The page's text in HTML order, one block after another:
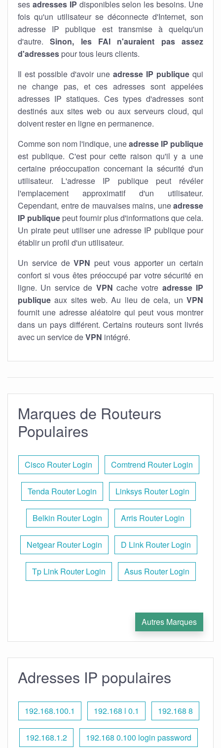
ses adresses IP disponibles selon les besoins. Une
fois qu'un utilisateur se déconnecte d'Internet, son
adresse IP publique est transmise à quelqu'un
d'autre.Sinon, les FAI n'auraient pas assez
d'adresses pour tous leurs clients.
Il est possible d'avoir une adresse IP publique qui
ne change pas, et ces adresses sont appelées
adresses IP statiques. Ces types d'adresses sont
destinés aux sites web ou aux serveurs cloud, qui
doivent rester en ligne en permanence.
Comme son nom l'indique, uneadresse IP publique
est publique. C'est pour cette raison qu'il y a une
certaine préoccupation concernant la sécurité d'un
utilisateur. L'adresse IP publique peut révéler
l'emplacement approximatif d'un utilisateur.
Cependant, entre de mauvaises mains, uneadresse
IP publique peut fournir plus d'informations que cela.
Un pirate peut utiliser une adresse IP publique pour
établir un profil d'un utilisateur.
Un service deVPN peut vous apporter un certain
confort si vous êtes préoccupé par votre sécurité en
ligne. Un service de VPN cache votre adresse IP
publique aux sites web. Au lieu de cela, un VPN
fournit une adresse aléatoire qui peut vous montrer
dans un pays différent. Certains routeurs sont livrés
avec un service deVPN intégré.
Marques de Routeurs
Populaires
Cisco Router Login Comtrend Router Login
Tenda Router Login Linksys Router Login
Belkin Router Login Arris Router Login
Netgear Router Login D Link Router Login
Tp Link Router Login Asus Router Login
Autres Marques
Adresses IP populaires
192.168.100.1 192.168 l 0.1 192.168 8
192.168.1.2 192.168 0.100 login password